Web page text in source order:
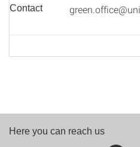
Contact
Here you can reach us